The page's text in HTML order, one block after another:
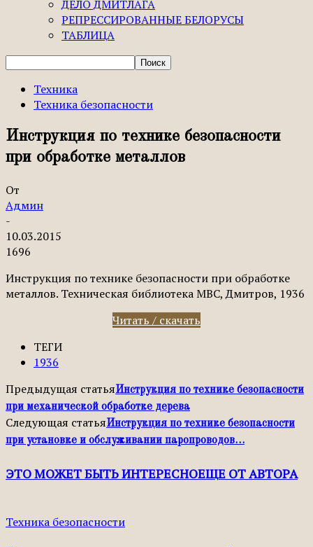
ДЕЛО ДМИТЛАГА
РЕПРЕССИРОВАННЫЕ БЕЛОРУСЫ
ТАБЛИЦА
Техника
Техника безопасности
Инструкция по технике безопасности
при обработке металлов
От
Админ
-
10.03.2015
1696
Инструкция по технике безопасности при обработке
металлов. Техническая библиотека МВС, Дмитров, 1936
Читать / скачать
ТЕГИ
1936
Предыдущая статьяИнструкция по технике безопасности
при механической обработке дерева
Следующая статьяИнструкция по технике безопасности
при установке и обслуживании паропроводов…
ЭТО МОЖЕТ БЫТЬ ИНТЕРЕСНОЕЩЕ ОТ АВТОРА
Техника безопасности